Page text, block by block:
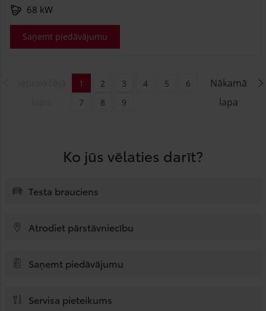
68 kW
Saņemt piedāvājumu
Nākamā
lapa
1 2 3 4 5
6
7
8 9
Ko jūs vēlaties darīt?
Testa brauciens
Atrodiet pārstāvniecību
Saņemt piedāvājumu
Servisa pieteikums